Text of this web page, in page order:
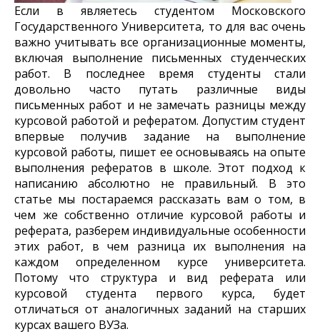
Если в являетесь студентом Московского
Государственного Университета, то для вас очень
важно учитывать все организационные моменты,
включая выполнение письменных студенческих
работ. В последнее время студенты стали
довольно часто путать различные виды
письменных работ и не замечать разницы между
курсовой работой и рефератом. Допустим студент
впервые получив задание на выполнение
курсовой работы, пишет ее основываясь на опыте
выполнения рефератов в школе. Этот подход к
написанию абсолютно не правильный. В это
статье мы постараемся рассказать вам о том, в
чем же собственно отличие курсовой работы и
реферата, разберем индивидуальные особенности
этих работ, в чем разница их выполнения на
каждом определенном курсе университета.
Потому что структура и вид реферата или
курсовой студента первого курса, будет
отличаться от аналогичных заданий на старших
курсах вашего ВУЗа.